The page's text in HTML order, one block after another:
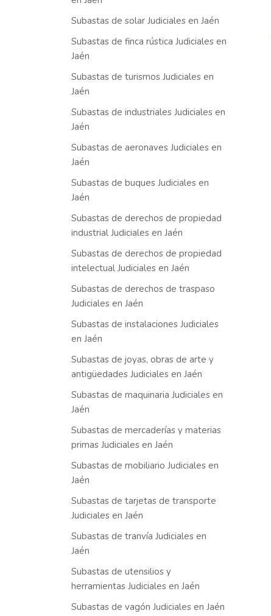
Subastas de solar Judiciales en Jaén
Subastas de finca rústica Judiciales en
Jaén
Subastas de turismos Judiciales en
Jaén
Subastas de industriales Judiciales en
Jaén
Subastas de aeronaves Judiciales en
Jaén
Subastas de buques Judiciales en
Jaén
Subastas de derechos de propiedad
industrial Judiciales en Jaén
Subastas de derechos de propiedad
intelectual Judiciales en Jaén
Subastas de derechos de traspaso
Judiciales en Jaén
Subastas de instalaciones Judiciales
en Jaén
Subastas de joyas, obras de arte y
antigüedades Judiciales en Jaén
Subastas de maquinaria Judiciales en
Jaén
Subastas de mercaderías y materias
primas Judiciales en Jaén
Subastas de mobiliario Judiciales en
Jaén
Subastas de tarjetas de transporte
Judiciales en Jaén
Subastas de tranvía Judiciales en
Jaén
Subastas de utensilios y
herramientas Judiciales en Jaén
Subastas de vagón Judiciales en Jaén